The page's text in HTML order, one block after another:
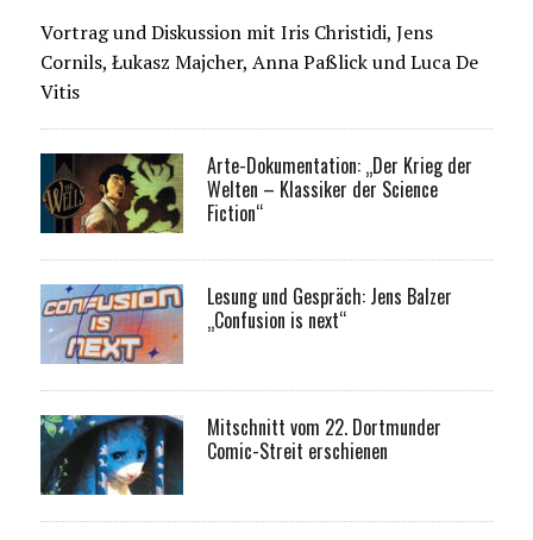
Vortrag und Diskussion mit Iris Christidi, Jens
Cornils, Łukasz Majcher, Anna Paßlick und Luca De
Vitis
Arte-Dokumentation: „Der Krieg der
Welten – Klassiker der Science
Fiction“
Lesung und Gespräch: Jens Balzer
„Confusion is next“
Mitschnitt vom 22. Dortmunder
Comic-Streit erschienen